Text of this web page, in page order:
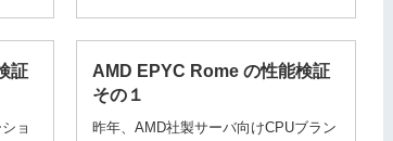
ァ
使
）
コンテナ内にあります。せっかくのポ
ータビリティがコンテナにあっても、
このミスマッチでアプリが動かないの
証
ョ
AMD EPYC Rome の性能検証
その１
昨年、AMD社製サーバ向けCPUブラン